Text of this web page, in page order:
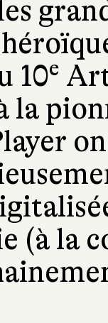
10e
la
(à la